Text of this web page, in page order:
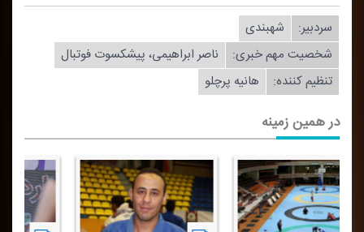
سردبیر:
شهبندی
شخصیت مهم خبری:
ناصر ابراهیمی، پیشكسوت فوتبال
تنظیم كننده:
هانیه پرچلو
در همین زمینه